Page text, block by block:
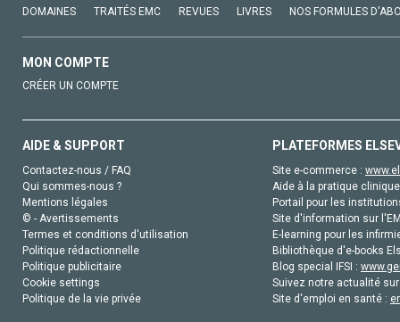
DOMAINES TRAITÉS EMC REVUES LIVRES NOS FORMULES
MON COMPTE
CRÉER UN COMPTE
AIDE & SUPPORT
Contactez-nous / FAQ
Qui sommes-nous ?
Mentions légales
© - Avertissements
Termes et conditions d'utilisation
Politique rédactionnelle
Politique publicitaire
Cookie settings
Politique de la vie privée
PLATEFORMES
Site e-commerce :
Aide à la pratique
Portail pour les
Site d'information sur
E-learning pour les
Bibliothèque d'e-books
Blog special IFSI :
Suivez notre actualité
Site d'emploi en santé :